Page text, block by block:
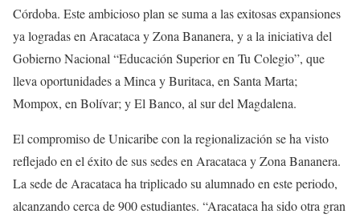
Córdoba. Este ambicioso plan se suma a las exitosas expansiones
ya logradas en Aracataca y Zona Bananera, y a la iniciativa del
Gobierno Nacional “Educación Superior en Tu Colegio”, que
lleva oportunidades a Minca y Buritaca, en Santa Marta;
Mompox, en Bolívar; y El Banco, al sur del Magdalena.
El compromiso de Unicaribe con la regionalización se ha visto
reflejado en el éxito de sus sedes en Aracataca y Zona Bananera.
La sede de Aracataca ha triplicado su alumnado en este periodo,
alcanzando cerca de 900 estudiantes. “Aracataca ha sido otra gran